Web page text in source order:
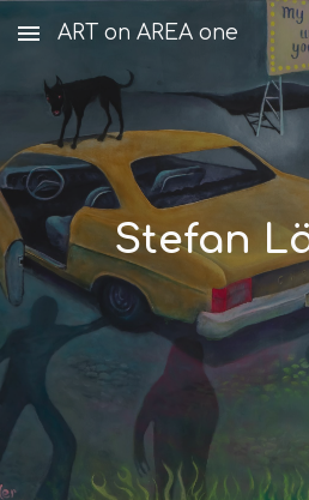
Skip to main content
ART on AREA one
Stefan